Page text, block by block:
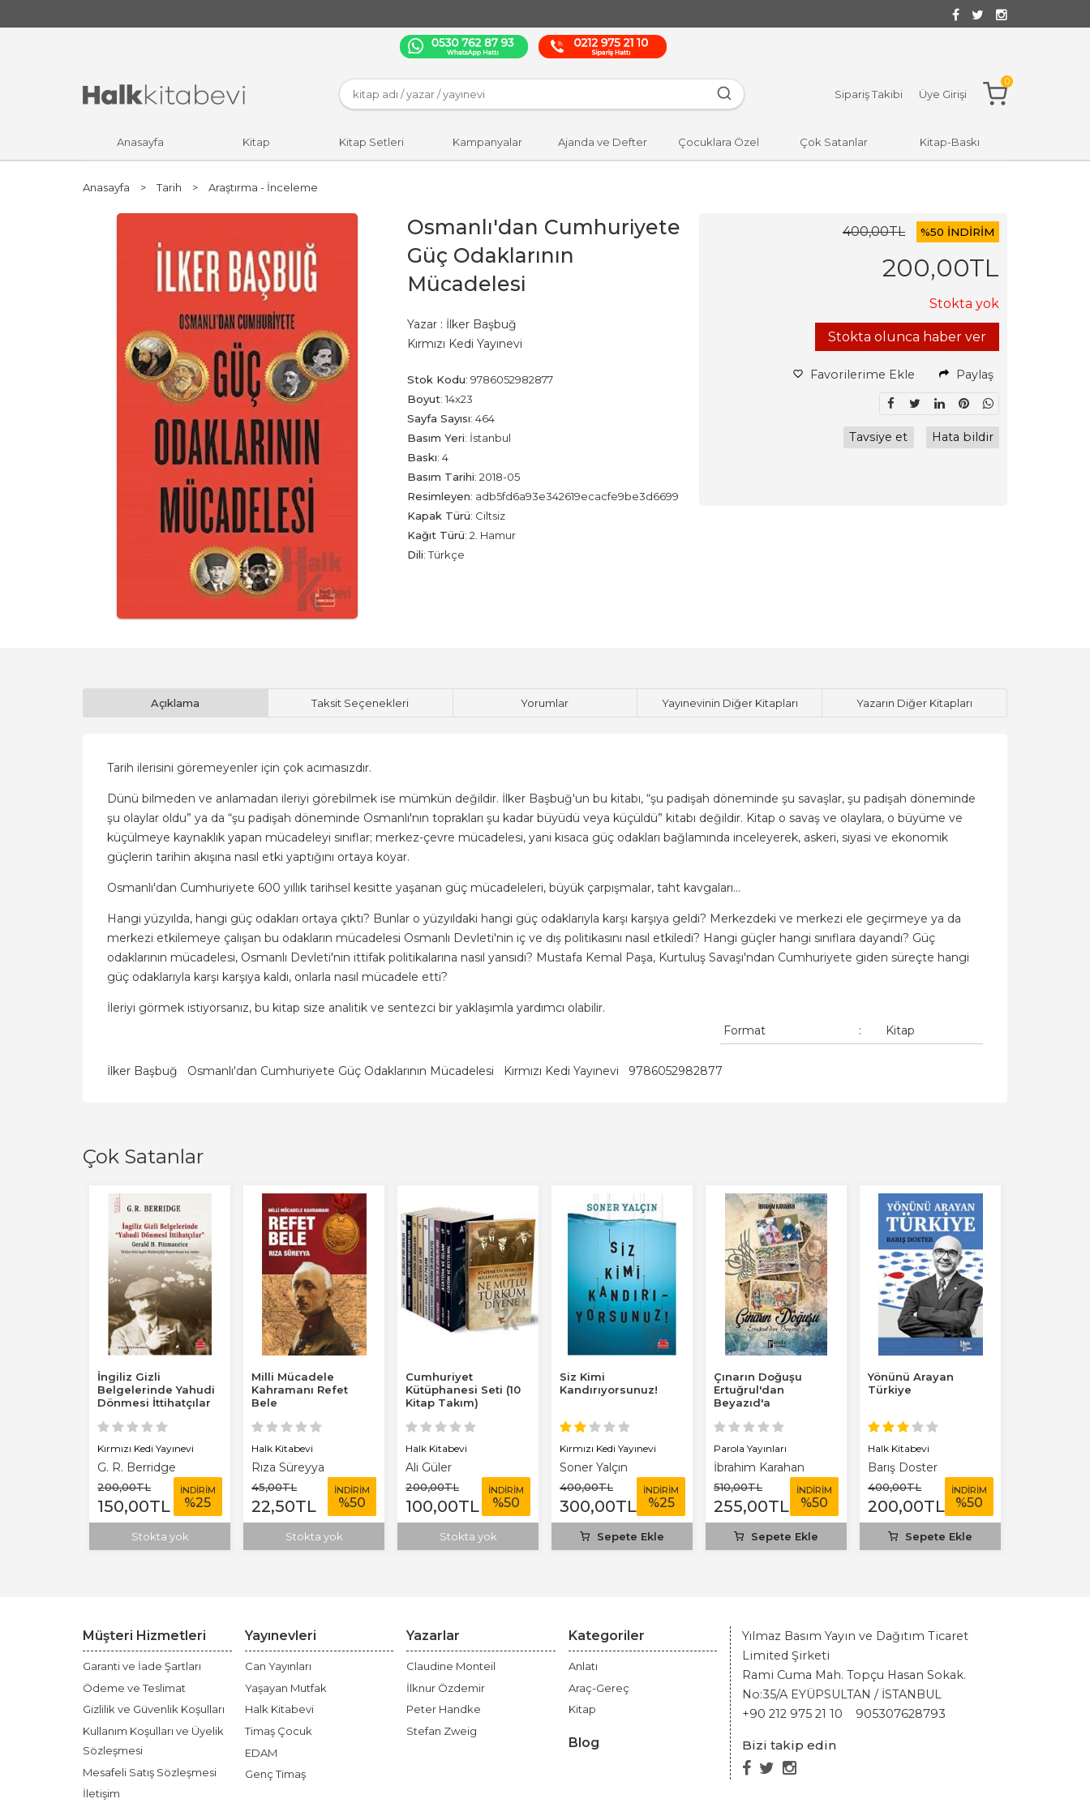
Sipariş Takibi Üye Girişi
0
Anasayfa Kitap Kitap Setleri Kampanyalar Ajanda ve Defter Çocuklara Özel Çok Satanlar Kitap-Baskı
Anasayfa > Tarih > Araştırma - İnceleme
Osmanlı'dan Cumhuriyete
Güç Odaklarının
Mücadelesi
Yazar : İlker Başbuğ
Kırmızı Kedi Yayınevi
Stok Kodu: 9786052982877
Boyut: 14x23
Sayfa Sayısı: 464
Basım Yeri: İstanbul
Baskı: 4
Basım Tarihi: 2018-05
Resimleyen: adb5fd6a93e342619ecacfe9be3d6699
Kapak Türü: Ciltsiz
Kağıt Türü: 2. Hamur
Dili:Türkçe
400,00TL %50 İNDİRİM
200,00TL
Stokta yok
Stokta olunca haber ver
Favorilerime Ekle Paylaş
Tavsiye et Hata bildir
Açıklama Taksit Seçenekleri Yorumlar Yayınevinin Diğer Kitapları Yazarın Diğer Kitapları
Tarih ilerisini göremeyenler için çok acımasızdır.
Dünü bilmeden ve anlamadan ileriyi görebilmek ise mümkün değildir. İlker Başbuğ'un bu kitabı, “şu padişah döneminde şu savaşlar, şu padişah döneminde
şu olaylar oldu” ya da “şu padişah döneminde Osmanlı'nın toprakları şu kadar büyüdü veya küçüldü” kitabı değildir. Kitap o savaş ve olaylara, o büyüme ve
küçülmeye kaynaklık yapan mücadeleyi sınıflar; merkez-çevre mücadelesi, yani kısaca güç odakları bağlamında inceleyerek, askeri, siyasi ve ekonomik
güçlerin tarihin akışına nasıl etki yaptığını ortaya koyar.
Osmanlı'dan Cumhuriyete 600 yıllık tarihsel kesitte yaşanan güç mücadeleleri, büyük çarpışmalar, taht kavgaları...
Hangi yüzyılda, hangi güç odakları ortaya çıktı? Bunlar o yüzyıldaki hangi güç odaklarıyla karşı karşıya geldi? Merkezdeki ve merkezi ele geçirmeye ya da
merkezi etkilemeye çalışan bu odakların mücadelesi Osmanlı Devleti'nin iç ve dış politikasını nasıl etkiledi? Hangi güçler hangi sınıflara dayandı? Güç
odaklarının mücadelesi, Osmanlı Devleti'nin ittifak politikalarına nasıl yansıdı? Mustafa Kemal Paşa, Kurtuluş Savaşı'ndan Cumhuriyete giden süreçte hangi
güç odaklarıyla karşı karşıya kaldı, onlarla nasıl mücadele etti?
İleriyi görmek istiyorsanız, bu kitap size analitik ve sentezci bir yaklaşımla yardımcı olabilir.
Format
: Kitap
İlker Başbuğ Osmanlı'dan Cumhuriyete Güç Odaklarının Mücadelesi Kırmızı Kedi Yayınevi 9786052982877
Çok Satanlar
İngiliz Gizli
Belgelerinde Yahudi
Dönmesi İttihatçılar
Kırmızı Kedi Yayınevi
G. R. Berridge
200,00TL
150,00TL
İNDİRİM
%25
Stokta yok
Milli Mücadele
Kahramanı Refet
Bele
Halk Kitabevi
Rıza Süreyya
45,00TL
22,50TL
İNDİRİM
%50
Stokta yok
Cumhuriyet
Kütüphanesi Seti (10
Kitap Takım)
Halk Kitabevi
Ali Güler
200,00TL
100,00TL
İNDİRİM
%50
Stokta yok
Siz Kimi
Kandırıyorsunuz!
Kırmızı Kedi Yayınevi
Soner Yalçın
400,00TL
300,00TL
İNDİRİM
%25
Sepete Ekle
Çınarın Doğuşu
Ertuğrul'dan
Beyazıd'a
Parola Yayınları
İbrahim Karahan
510,00TL
255,00TL
İNDİRİM
%50
Sepete Ekle
Yönünü Arayan
Türkiye
Halk Kitabevi
Barış Doster
400,00TL
200,00TL
İNDİRİM
%50
Sepete Ekle
Müşteri Hizmetleri
Garanti ve İade Şartları
Ödeme ve Teslimat
Gizlilik ve Güvenlik Koşulları
Kullanım Koşulları ve Üyelik
Sözleşmesi
Mesafeli Satış Sözleşmesi
İletişim
Yayınevleri
Can Yayınları
Yaşayan Mutfak
Halk Kitabevi
Timaş Çocuk
EDAM
Genç Timaş
Yazarlar
Claudine Monteil
İlknur Özdemir
Peter Handke
Stefan Zweig
Kategoriler
Anlatı
Araç-Gereç
Kitap
Blog
Yılmaz Basım Yayın ve Dağıtım Ticaret
Limited Şirketi
Rami Cuma Mah. Topçu Hasan Sokak.
No:35/A EYÜPSULTAN / İSTANBUL
+90 212 975 21 10
905307628793
Bizi takip edin